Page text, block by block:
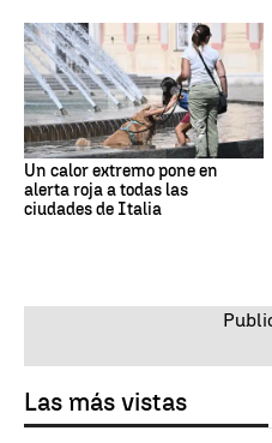
Un calor extremo pone en
alerta roja a todas las
ciudades de Italia
Las más vistas